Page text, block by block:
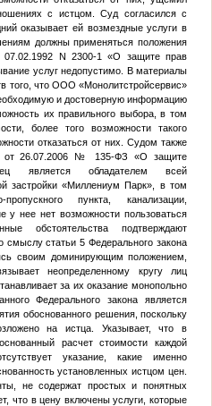
с истцом. Суд согласился с
оказывает ей возмездные услуги в
должны применяться положения
07.02.1992 N 2300-1 «О защите прав
услуг недопустимо. В материалы
того, что ООО «Монолитстройсервис»
и достоверную информацию
их правильного выбора, в том
более того возможности такого
отказаться от них. Судом также
от 26.07.2006 № 135-ФЗ «О защите
является обладателем всей
застройки «Миллениум Парк», в том
пункта, канализации,
у нее нет возможности пользоваться
обстоятельства подтверждают
статьи 5 Федерального закона
своим доминирующим положением,
неопределенному кругу лиц
за их оказание монопольно
Федерального закона является
обоснованного решения, поскольку
на истца. Указывает, что в
расчет стоимости каждой
указание, какие именно
установленных истцом цен.
не содержат простых и понятных
что в цену включены услуги, которые